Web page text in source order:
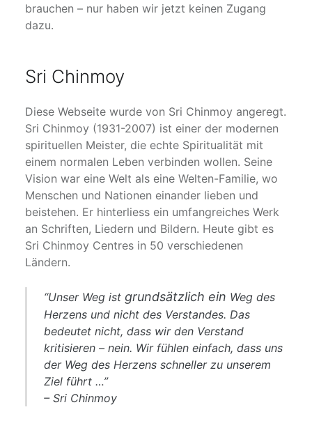
brauchen – nur haben wir jetzt keinen Zugang
dazu.
Sri Chinmoy
Diese Webseite wurde von Sri Chinmoy angeregt.
Sri Chinmoy (1931-2007) ist einer der modernen
spirituellen Meister, die echte Spiritualität mit
einem normalen Leben verbinden wollen. Seine
Vision war eine Welt als eine Welten-Familie, wo
Menschen und Nationen einander lieben und
beistehen. Er hinterliess ein umfangreiches Werk
an Schriften, Liedern und Bildern. Heute gibt es
Sri Chinmoy Centres in 50 verschiedenen
Ländern.
“Unser Weg ist grundsätzlich ein Weg des
Herzens und nicht des Verstandes. Das
bedeutet nicht, dass wir den Verstand
kritisieren – nein. Wir fühlen einfach, dass uns
der Weg des Herzens schneller zu unserem
Ziel führt …”
– Sri Chinmoy